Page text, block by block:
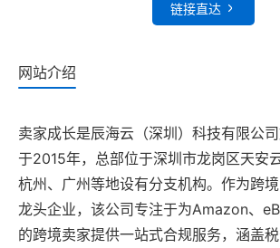
链接直达
网站介绍
卖家成长是辰海云（深圳）科技有限公
于2015年，总部位于深圳市龙岗区天安
杭州、广州等地设有分支机构。作为跨
龙头企业，该公司专注于为Amazon、
的跨境卖家提供一站式合规服务，涵盖税